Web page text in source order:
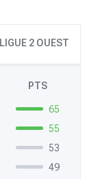
LIGUE 2 OUEST
PTS
65
55
53
49